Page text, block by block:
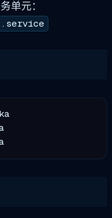
单元：